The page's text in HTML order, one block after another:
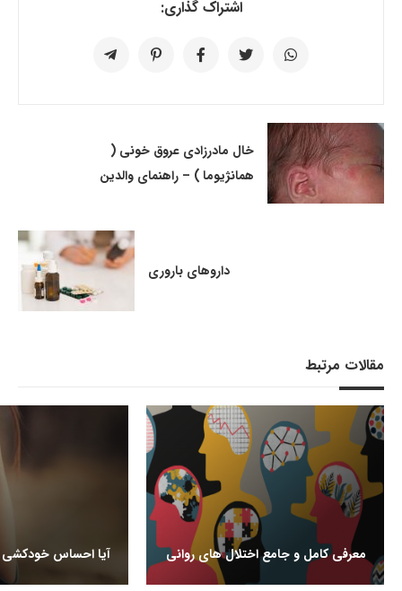
اشتراک گذاری:
خال مادرزادی عروق خونی (
همانژیوما ) – راهنمای والدین
داروهای باروری
مقالات مرتبط
معرفی کامل و جامع اختلال های روانی آیا احساس خودکشی